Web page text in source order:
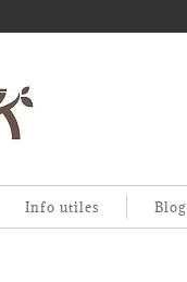
Info utiles Blog